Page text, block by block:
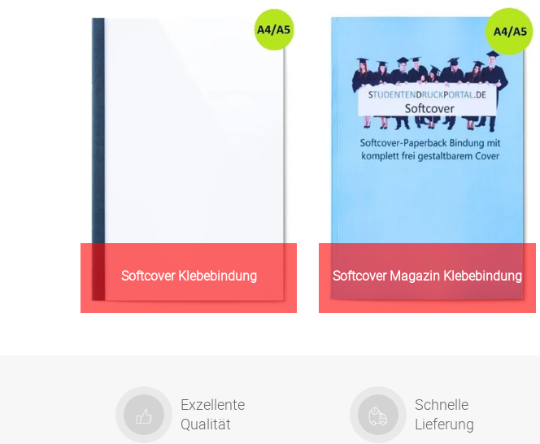
Zur Warengruppe
Softcover Klebebindung Softcover Magazin Klebebindung
Exzellente
Qualität
Schnelle
Lieferung